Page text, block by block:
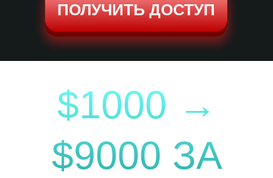
ПОЛУЧИТЬ ДОСТУП
$1000 →
$9000 ЗА